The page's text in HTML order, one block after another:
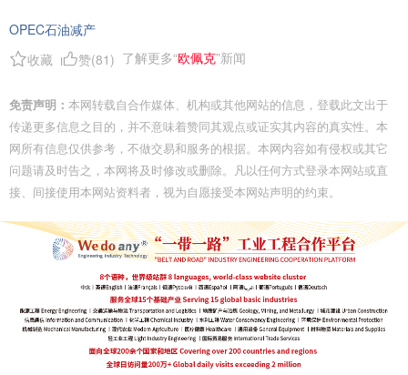
OPEC石油减产
收藏
赞(81 ) 了解更多“欧佩克”新闻
免责声明： 本网转载自合作媒体、机构或其他网站的信息，登载此文出于
传递更多信息之目的，并不意味着赞同其观点或证实其内容的真实性。本
网所有信息仅供参考，不做交易和服务的根据。本网内容如有侵权或其它
问题请及时告之，本网将及时修改或删除。凡以任何方式登录本网站或直
接、间接使用本网站资料者，视为自愿接受本网站声明的约束。